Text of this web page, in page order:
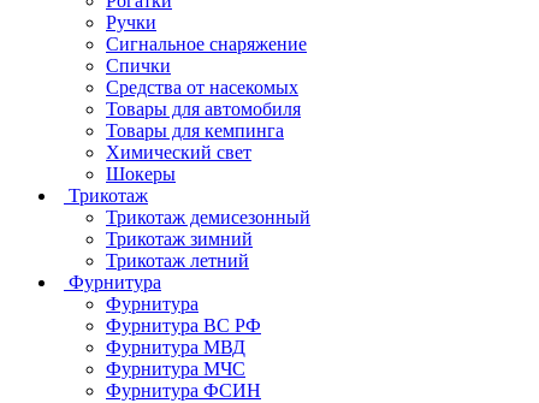
Ручки
Сигнальное снаряжение
Спички
Средства от насекомых
Товары для автомобиля
Товары для кемпинга
Химический свет
Шокеры
Трикотаж
Трикотаж демисезонный
Трикотаж зимний
Трикотаж летний
Фурнитура
Фурнитура
Фурнитура ВС РФ
Фурнитура МВД
Фурнитура МЧС
Фурнитура ФСИН